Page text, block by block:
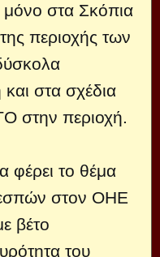
μόνο στα Σκόπια
περιοχής των
στα σχέδια
στην περιοχή.
φέρει το θέμα
στον ΟΗΕ
βέτο
του